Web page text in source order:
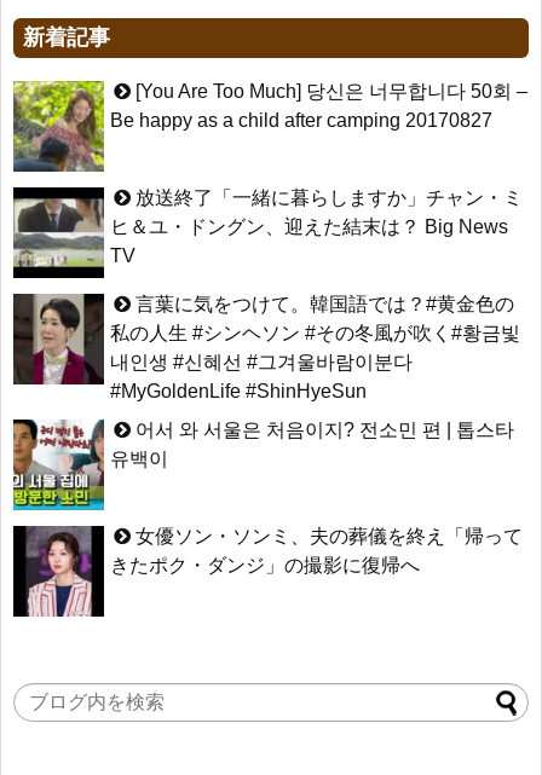
新着記事
[You Are Too Much] 당신은 너무합니다 50회 –
Be happy as a child after camping 20170827
放送終了「一緒に暮らしますか」チャン・ミ
ヒ＆ユ・ドングン、迎えた結末は？ Big News
TV
言葉に気をつけて。韓国語では？#黄金色の
私の人生 #シンヘソン #その冬風が吹く#황금빛
내인생 #신혜선 #그겨울바람이분다
#MyGoldenLife #ShinHyeSun
어서 와 서울은 처음이지? 전소민 편 | 톱스타
유백이
女優ソン・ソンミ、夫の葬儀を終え「帰って
きたポク・ダンジ」の撮影に復帰へ